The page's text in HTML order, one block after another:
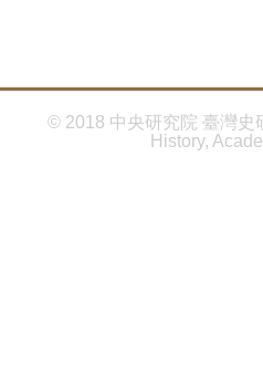
© 2018 中央研究院 臺灣史
History,